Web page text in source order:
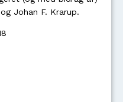
Johan F. Krarup.